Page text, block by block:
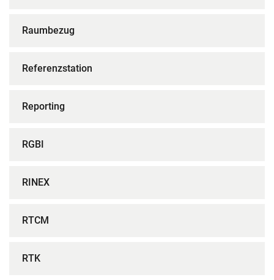
Raumbezug
Referenzstation
Reporting
RGBI
RINEX
RTCM
RTK